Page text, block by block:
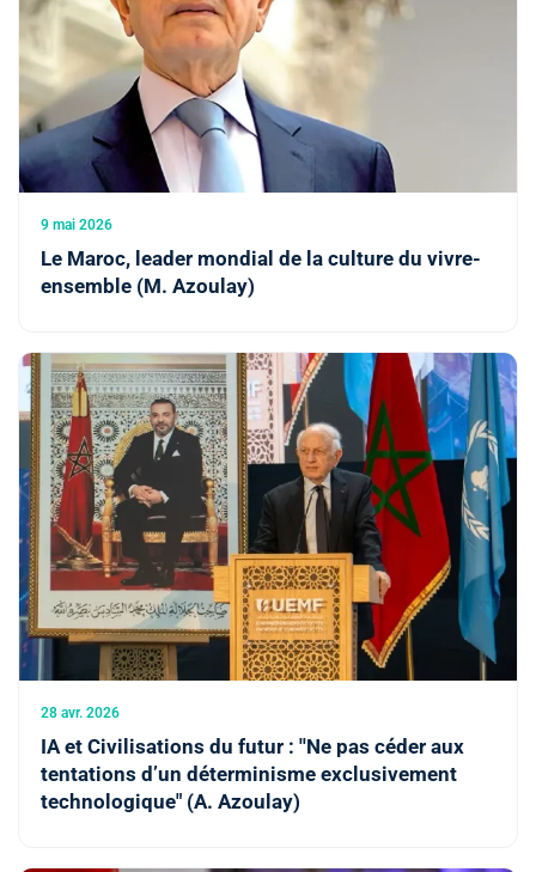
9 mai 2026
Le Maroc, leader mondial de la culture du vivre-
ensemble (M. Azoulay)
28 avr. 2026
IA et Civilisations du futur : ''Ne pas céder aux
tentations d’un déterminisme exclusivement
technologique" (A. Azoulay)